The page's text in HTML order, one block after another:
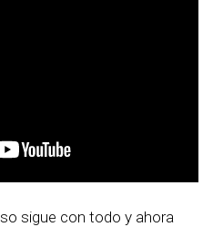
sigue con todo y ahora